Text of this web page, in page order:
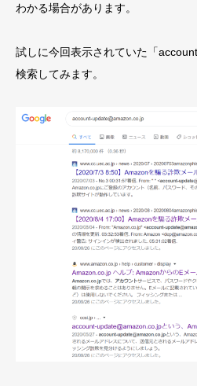
わかる場合があります。
試しに今回表示されていた「
検索してみます。